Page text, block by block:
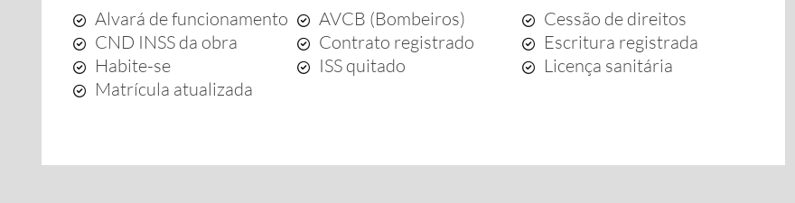
Alvará de funcionamento AVCB (Bombeiros)
Cessão de direitos
CND INSS da obra
Contrato registrado
Escritura registrada
Habite-se
ISS quitado
Licença sanitária
Matrícula atualizada